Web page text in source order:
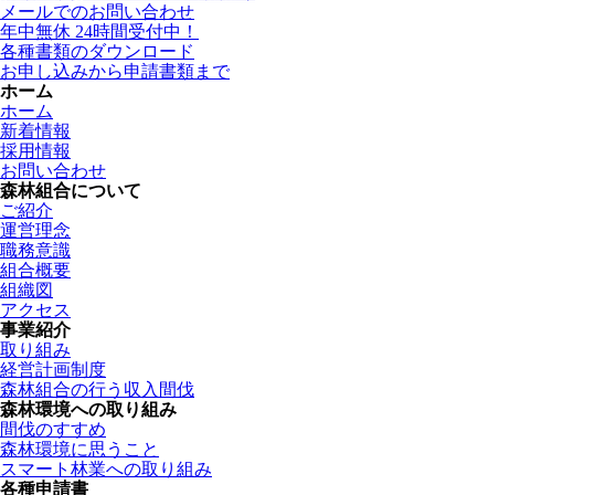
メールでのお問い合わせ
年中無休 24時間受付中！
各種書類のダウンロード
お申し込みから申請書類まで
ホーム
ホーム
新着情報
採用情報
お問い合わせ
森林組合について
ご紹介
運営理念
職務意識
組合概要
組織図
アクセス
事業紹介
取り組み
経営計画制度
森林組合の行う収入間伐
森林環境への取り組み
間伐のすすめ
森林環境に思うこと
スマート林業への取り組み
各種申請書